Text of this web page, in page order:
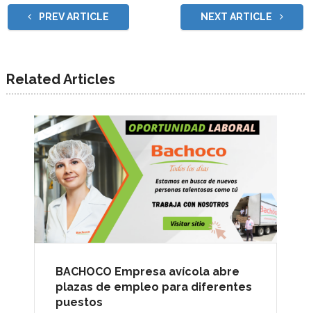
PREV ARTICLE NEXT ARTICLE
Related Articles
BACHOCO Empresa avícola abre
plazas de empleo para diferentes
puestos